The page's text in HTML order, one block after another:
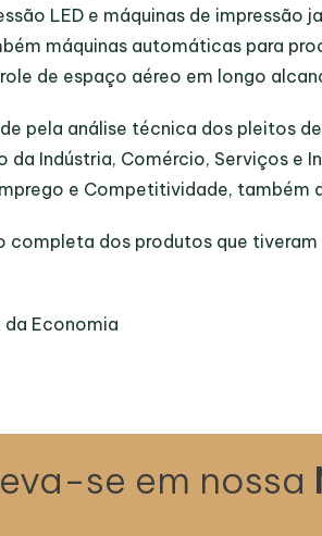
LED e máquinas de
máquinas automáticas para
de espaço aéreo em longo
pela análise técnica dos pleitos
da Indústria, Comércio, Serviços e
e Competitividade, também
completa dos produtos que
da Economia
se em nossa